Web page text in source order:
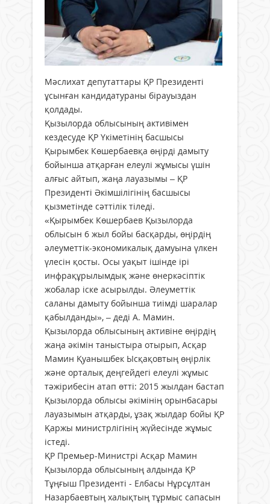
Мәслихат депутаттары ҚР Президенті
ұсынған кандидатураны бірауыздан
қолдады.
Қызылорда облысының акти­вімен
кездесуде ҚР Үкіметінің бас­шысы
Қырымбек Көшербаевқа өңір­ді дамыту
бойынша атқарған елеулі жұмысы үшін
алғыс айтып, жаңа лауазымы – ҚР
Президенті Әкімшілігінің басшысы
қызметінде сәттілік тіледі.
«Қырымбек Көшербаев Қызыл­орда
облысын 6 жыл бойы басқарды, өңірдің
әлеуметтік-экономикалық дамуына үлкен
үлесін қосты. Осы уақыт ішінде ірі
инфрақұрылымдық және өнеркәсіптік
жобалар іске асырылды. Әлеуметтік
саланы дамыту бойынша тиімді шаралар
қабылданды», – деді А. Мамин.
Қызылорда облысының акти­ві­не өңірдің
жаңа әкімін таныс­тыра отырып, Асқар
Мамин Қуанышбек Ысқақовтың өңірлік
жә­не орталық деңгейдегі елеулі жұмыс
тәжірибесін атап өтті: 2015 жылдан бастап
Қызылорда облысы әкімінің орынбасары
лауазымын атқарды, ұзақ жылдар бойы ҚР
Қаржы министрлігінің жүйесінде жұмыс
істеді.
ҚР Премьер-Министрі Асқар Мамин
Қызылорда облысының алдында ҚР
Тұңғыш Президенті - Елбасы Нұрсұлтан
Назарбаевтың халықтың тұрмыс сапасын